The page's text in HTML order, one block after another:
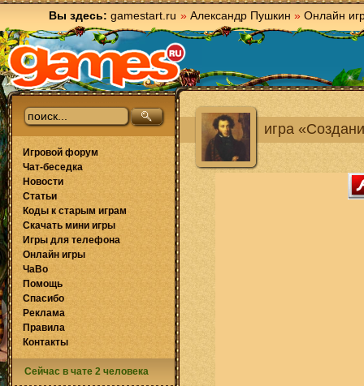
Вы здесь: gamestart.ru » Александр Пушкин » Онлайн
игра
Игровой форум
Чат-беседка
Новости
Статьи
Коды к старым играм
Скачать мини игры
Игры для телефона
Онлайн игры
ЧаВо
Помощь
Спасибо
Реклама
Правила
Контакты
Сейчас в чате 2 человека